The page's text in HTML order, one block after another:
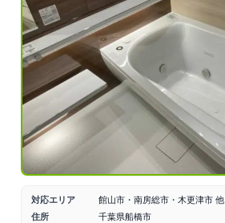
対応エリア
館山市・南房総市・木更津市 他
住所
千葉県船橋市